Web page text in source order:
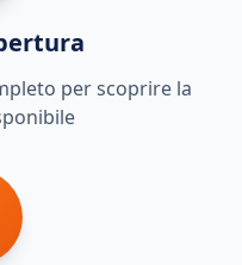
per scoprire la